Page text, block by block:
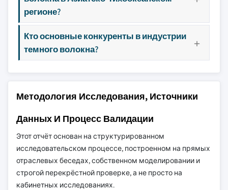
регионе?
Кто основные конкуренты в индустрии
темного волокна?
Методология Исследования, Источники
Данных И Процесс Валидации
Этот отчёт основан на структурированном
исследовательском процессе, построенном на прямых
отраслевых беседах, собственном моделировании и
строгой перекрёстной проверке, а не просто на
кабинетных исследованиях.